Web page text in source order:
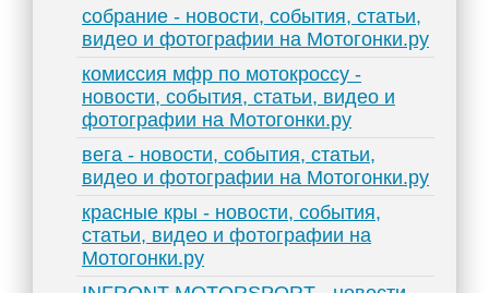
собрание - новости, события, статьи,
видео и фотографии на Мотогонки.ру
комиссия мфр по мотокроссу -
новости, события, статьи, видео и
фотографии на Мотогонки.ру
вега - новости, события, статьи,
видео и фотографии на Мотогонки.ру
красные кры - новости, события,
статьи, видео и фотографии на
Мотогонки.ру